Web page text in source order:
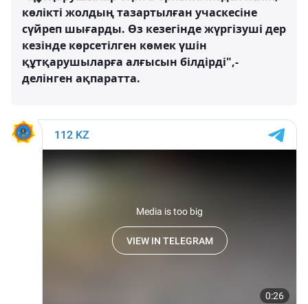
көлікті жолдың тазартылған учаскесіне
сүйреп шығарды. Өз кезегінде жүргізуші дер
кезінде көрсетілген көмек үшін
құтқарушыларға алғысын білдірді",-
делінген ақпаратта.